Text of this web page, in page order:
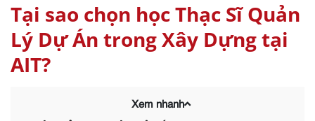
Tại sao chọn học Thạc Sĩ Quản
Lý Dự Án trong Xây Dựng tại
AIT?
Xem nhanh